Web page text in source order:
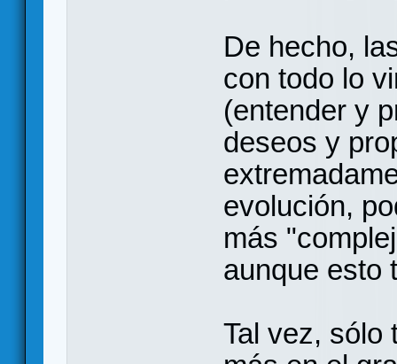
De hecho,
con todo lo
(entender y
deseos y
evolución,
más
aunque esto
Tal vez, sólo